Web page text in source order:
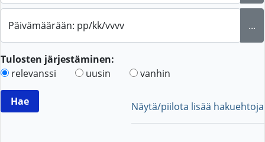
Päivämäärään: pp/kk/vvvv ...
Tulosten järjestäminen:
relevanssi
uusin vanhin
Näytä/piilota lisää hakuehtoja